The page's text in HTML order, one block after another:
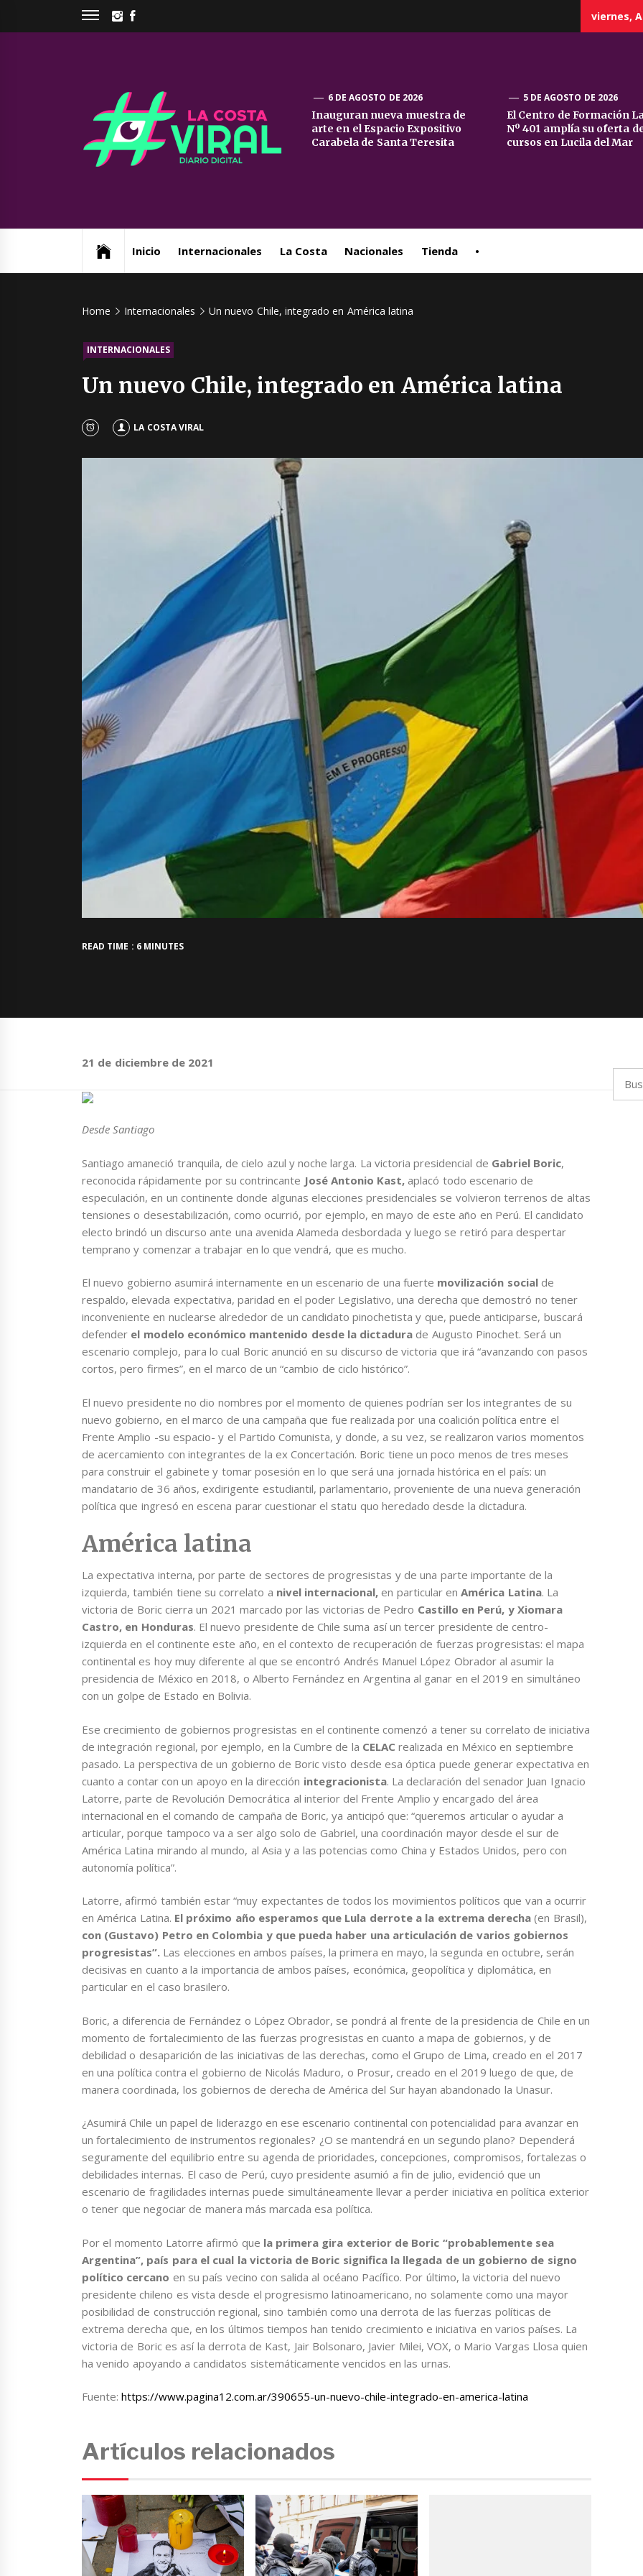
INSTAGRAM
viernes,
La
Costa
6 DE AGOSTO DE 2026
Inauguran nueva muestra de
arte en el Espacio Expositivo
Carabela de Santa Teresita
5 DE AGOSTO DE 2026
El Centro de Formación
Nº 401 amplía su oferta
cursos en Lucila del Mar
Inicio Internacionales La Costa Nacionales Tienda •
Home Internacionales Un nuevo Chile, integrado en América latina
INTERNACIONALES
Un nuevo Chile, integrado en América latina
LA COSTA VIRAL
READ TIME : 6 MINUTES
21 de diciembre de 2021
Desde Santiago
Santiago amaneció tranquila, de cielo azul y noche larga. La victoria presidencial de Gabriel Boric,
reconocida rápidamente por su contrincante José Antonio Kast, aplacó todo escenario de
especulación, en un continente donde algunas elecciones presidenciales se volvieron terrenos de altas
tensiones o desestabilización, como ocurrió, por ejemplo, en mayo de este año en Perú. El candidato
electo brindó un discurso ante una avenida Alameda desbordada y luego se retiró para despertar
temprano y comenzar a trabajar en lo que vendrá, que es mucho.
El nuevo gobierno asumirá internamente en un escenario de una fuerte movilización socialde
respaldo, elevada expectativa, paridad en el poder Legislativo, una derecha que demostró no tener
inconveniente en nuclearse alrededor de un candidato pinochetista y que, puede anticiparse, buscará
defender el modelo económico mantenido desde la dictadura de Augusto Pinochet. Será un
escenario complejo, para lo cual Boric anunció en su discurso de victoria que irá “avanzando con pasos
cortos, pero firmes”, en el marco de un “cambio de ciclo histórico”.
El nuevo presidente no dio nombres por el momento de quienes podrían ser los integrantes de su
nuevo gobierno, en el marco de una campaña que fue realizada por una coalición política entre el
Frente Amplio -su espacio- y el Partido Comunista, y donde, a su vez, se realizaron varios momentos
de acercamiento con integrantes de la ex Concertación. Boric tiene un poco menos de tres meses
para construir el gabinete y tomar posesión en lo que será una jornada histórica en el país: un
mandatario de 36 años, exdirigente estudiantil, parlamentario, proveniente de una nueva generación
política que ingresó en escena parar cuestionar el statu quo heredado desde la dictadura.
América latina
La expectativa interna, por parte de sectores de progresistas y de una parte importante de la
izquierda, también tiene su correlato a nivel internacional, en particular enAmérica Latina. La
victoria de Boric cierra un 2021 marcado por las victorias de Pedro Castillo en Perú, y Xiomara
Castro, en Honduras. El nuevo presidente de Chile suma así un tercer presidente de centro-
izquierda en el continente este año, en el contexto de recuperación de fuerzas progresistas: el mapa
continental es hoy muy diferente al que se encontró Andrés Manuel López Obrador al asumir la
presidencia de México en 2018, o Alberto Fernández en Argentina al ganar en el 2019 en simultáneo
con un golpe de Estado en Bolivia.
Ese crecimiento de gobiernos progresistas en el continente comenzó a tener su correlato de iniciativa
de integración regional, por ejemplo, en la Cumbre de la CELAC realizada en México en septiembre
pasado. La perspectiva de un gobierno de Boric visto desde esa óptica puede generar expectativa en
cuanto a contar con un apoyo en la dirección integracionista. La declaración del senador Juan Ignacio
Latorre, parte de Revolución Democrática al interior del Frente Amplio y encargado del área
internacional en el comando de campaña de Boric, ya anticipó que: “queremos articular o ayudar a
articular, porque tampoco va a ser algo solo de Gabriel, una coordinación mayor desde el sur de
América Latina mirando al mundo, al Asia y a las potencias como China y Estados Unidos, pero con
autonomía política”.
Latorre, afirmó también estar “muy expectantes de todos los movimientos políticos que van a ocurrir
en América Latina. El próximo año esperamos que Lula derrote a la extrema derecha(en Brasil),
con (Gustavo) Petro en Colombia y que pueda haber una articulación de varios gobiernos
progresistas”. Las elecciones en ambos países, la primera en mayo, la segunda en octubre, serán
decisivas en cuanto a la importancia de ambos países, económica, geopolítica y diplomática, en
particular en el caso brasilero.
Boric, a diferencia de Fernández o López Obrador, se pondrá al frente de la presidencia de Chile en un
momento de fortalecimiento de las fuerzas progresistas en cuanto a mapa de gobiernos, y de
debilidad o desaparición de las iniciativas de las derechas, como el Grupo de Lima, creado en el 2017
en una política contra el gobierno de Nicolás Maduro, o Prosur, creado en el 2019 luego de que, de
manera coordinada, los gobiernos de derecha de América del Sur hayan abandonado la Unasur.
¿Asumirá Chile un papel de liderazgo en ese escenario continental con potencialidad para avanzar en
un fortalecimiento de instrumentos regionales? ¿O se mantendrá en un segundo plano? Dependerá
seguramente del equilibrio entre su agenda de prioridades, concepciones, compromisos, fortalezas o
debilidades internas. El caso de Perú, cuyo presidente asumió a fin de julio, evidenció que un
escenario de fragilidades internas puede simultáneamente llevar a perder iniciativa en política exterior
o tener que negociar de manera más marcada esa política.
Por el momento Latorre afirmó que la primera gira exterior de Boric “probablemente sea
Argentina”, país para el cual la victoria de Boric significa la llegada de un gobierno de signo
político cercano en su país vecino con salida al océano Pacífico. Por último, la victoria del nuevo
presidente chileno es vista desde el progresismo latinoamericano, no solamente como una mayor
posibilidad de construcción regional, sino también como una derrota de las fuerzas políticas de
extrema derecha que, en los últimos tiempos han tenido crecimiento e iniciativa en varios países. La
victoria de Boric es así la derrota de Kast, Jair Bolsonaro, Javier Milei, VOX, o Mario Vargas Llosa quien
ha venido apoyando a candidatos sistemáticamente vencidos en las urnas.
Fuente:https://www.pagina12.com.ar/390655-un-nuevo-chile-integrado-en-america-latina
Artículos relacionados